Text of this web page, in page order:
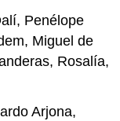
Penélope
Miguel de
Rosalía,
Arjona,